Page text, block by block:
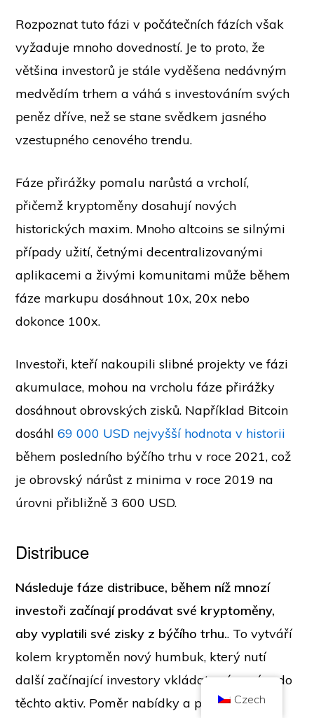
Rozpoznat tuto fázi v počátečních fázích však
vyžaduje mnoho dovedností. Je to proto, že
většina investorů je stále vyděšena nedávným
medvědím trhem a váhá s investováním svých
peněz dříve, než se stane svědkem jasného
vzestupného cenového trendu.
Fáze přirážky pomalu narůstá a vrcholí,
přičemž kryptoměny dosahují nových
historických maxim. Mnoho altcoins se silnými
případy užití, četnými decentralizovanými
aplikacemi a živými komunitami může během
fáze markupu dosáhnout 10x, 20x nebo
dokonce 100x.
Investoři, kteří nakoupili slibné projekty ve fázi
akumulace, mohou na vrcholu fáze přirážky
dosáhnout obrovských zisků. Například Bitcoin
dosáhl69 000 USD nejvyšší hodnota v historii
během posledního býčího trhu v roce 2021, což
je obrovský nárůst z minima v roce 2019 na
úrovni přibližně 3 600 USD.
Distribuce
Následuje fáze distribuce, během níž mnozí
investoři začínají prodávat své kryptoměny,
aby vyplatili své zisky z býčího trhu.. To vytváří
kolem kryptoměn nový humbuk, který nutí
další začínající investory vkládat své peníze do
těchto aktiv. Poměr nabídky a poptávky se u
Obsah má informativní charakter a není investičním poradenstvím. Minulá
Kryptoměny nejsou regulovány britským úřadem Financial Conduct
Authority a nepodléhají ochraně v rámci britského systému odškodnění
finančních služeb ani nespadají do působnosti britského finančního
může nabýt na hodnotě, případně může ztratit část hodnoty nebo celou
hodnotu. Na zisky z prodeje kryptoměn se může vztahovat daň z
kapitálových výnosů.
HOME O STRÁNKÁCH ZÁSADY OCHRANY OSOBNÍCH ÚDAJŮ KONTAKTUJTE NÁS
Czech